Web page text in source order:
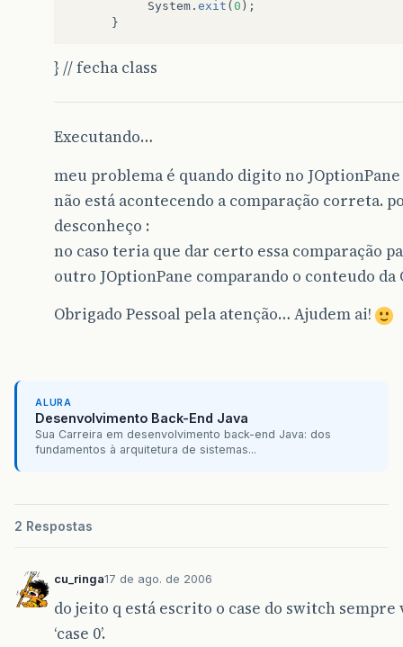
System . exit ( 0 );
}
// fecha main
} // fecha class
Executando…
meu problema é quando digito no JOptionPane
não está acontecendo a comparação correta.
desconheço :
no caso teria que dar certo essa comparação
outro JOptionPane comparando o conteudo da
Obrigado Pessoal pela atenção… Ajudem ai!
ALURA
Desenvolvimento Back-End Java
Sua Carreira em desenvolvimento back-end Java: dos
fundamentos à arquitetura de sistemas...
2 Respostas
cu_ringa17 de ago. de 2006
do jeito q está escrito o case do switch sempre
‘case 0’.